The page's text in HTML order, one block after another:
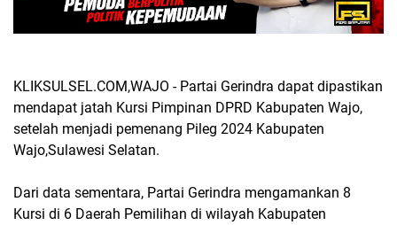
KLIKSULSEL.COM,WAJO - Partai Gerindra dapat dipastikan
mendapat jatah Kursi Pimpinan DPRD Kabupaten Wajo,
setelah menjadi pemenang Pileg 2024 Kabupaten
Wajo,Sulawesi Selatan.
Dari data sementara, Partai Gerindra mengamankan 8
Kursi di 6 Daerah Pemilihan di wilayah Kabupaten